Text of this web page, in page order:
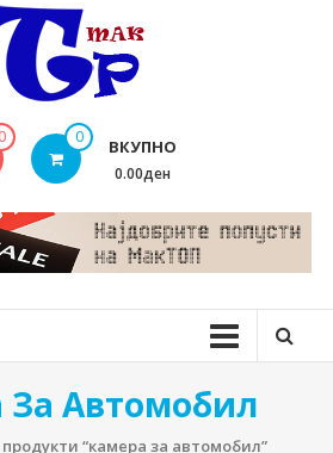
0 0 ВКУПНО
0.00ден
За Автомобил
“камера за автомобил”